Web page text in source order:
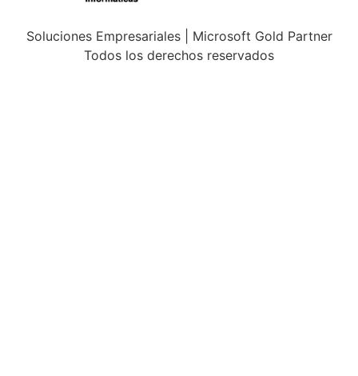
Soluciones Empresariales | Microsoft Gold Partner
Todos los derechos reservados